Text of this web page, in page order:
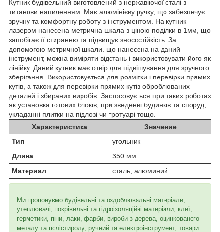
Кутник будівельний виготовлений з нержавіючої сталі з
титанови напиленням. Має алюмінієву ручку, що забезпечує
зручну та комфортну роботу з інструментом. На кутник
лазером нанесена метрична шкала з ціною поділки в 1мм, що
запобігає її стиранню та підвищує зносостійкість. За
допомогою метричної шкали, що нанесена на даний
інструмент, можна виміряти відстань і використовувати його як
лінійку. Даний кутник має отвір для підвішування для зручного
зберігання. Використовується для розмітки і перевірки прямих
кутів, а також для перевірки прямих кутів оброблюваних
деталей і збираних виробів. Застосовується при таких роботах
як установка готових блоків, при зведенні будинків та споруд,
укладанні плитки на підлозі чи тротуарі тощо.
Характеристика
Значение
Тип
угольник
Длина
350 мм
Материал
сталь, алюминий
Ми пропонуємо будівельні та оздоблювальні матеріали,
утеплювачі, покрівельні та гідроізоляційні матеріали, клеї,
герметики, піни, лаки, фарби, вироби з дерева, оцинкованого
металу та полістиролу, ручний та електроінструмент, товари